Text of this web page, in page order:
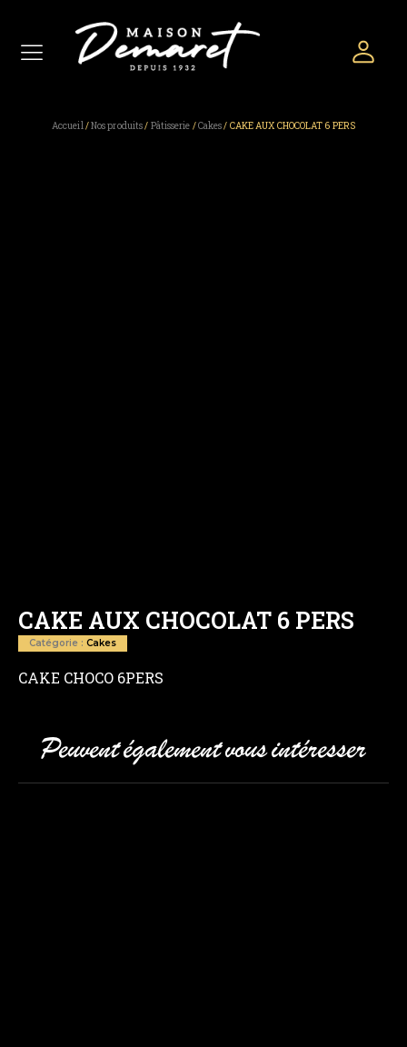
Accueil/Nos produits/ Pâtisserie /Cakes/ CAKE AUX CHOCOLAT 6 PERS
CAKE AUX CHOCOLAT 6 PERS
Catégorie : Cakes
CAKE CHOCO 6PERS
Peuvent également vous intéresser